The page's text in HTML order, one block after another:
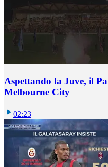
Aspettando la Juve, il
Melbourne City
02:23